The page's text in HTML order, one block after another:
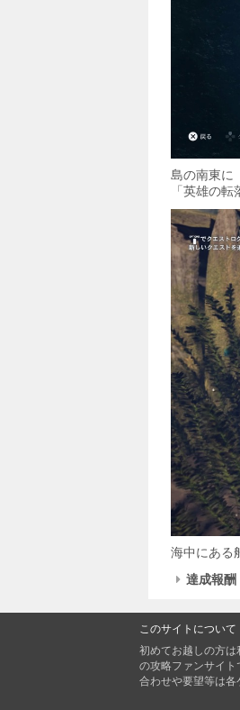
島の南東に
「英雄の
海中にある
達成報酬
このサイトについて
初めてお越しの方
の攻略ファンサイ
合わせや要望等は各